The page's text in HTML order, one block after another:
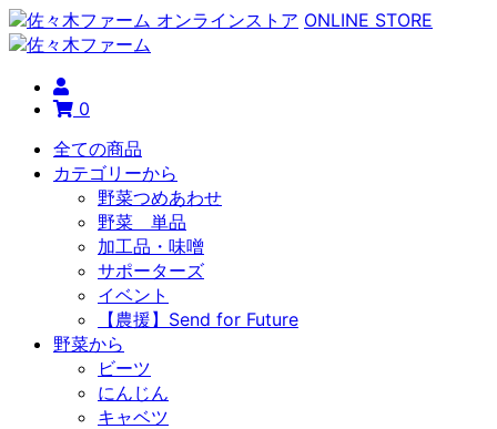
ONLINE STORE
0
全ての商品
カテゴリーから
野菜つめあわせ
野菜 単品
加工品・味噌
サポーターズ
イベント
【農援】Send for Future
野菜から
ビーツ
にんじん
キャベツ